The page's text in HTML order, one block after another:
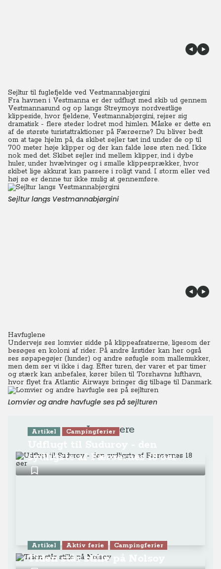
Sejltur til fuglefjelde ved Vestmannabjørgini
Fra havnen i Vestmanna er der udflugt med skib ud gennem
Vestmannasund og op langs Streymoys nordvestlige
klippeside, hvor fjeldene, Vestmannabjørgini, rejser sig
dramatisk - flere steder lodret mod himlen. Måske er dette en
af de største turistattraktioner på Færøerne? Du bliver bedt
om at tage hjelm på, da skibet sejler tæt ind under de op til
700 meter høje klipper og der kan falde løse sten ned. Ikke
nok med det. Skibet sejler ind mellem klipper, ind i dybe
huler, under hvælvinger og i smalle klippesprækker, hvor
skibet lige akkurat kan passere i roligt vand. I storm eller ved
høj sø er denne tur ikke mulig at gennemføre.
Sejltur langs Vestmannabjørgini
Havfuglene
Undervejs ses lomvier sidde på klippeafsatserne, ligesom der
besøges en koloni af rider. På andre årstider kan her også
ses søpapegøjer (lunder) og andre søfugle som mallemukker,
men dem ser vi ikke i dag. Efter turen, der varer et par timer
og stærk kan anbefales, kører bilen til Torshavns lufthavn,
hvor flyet fra Atlantic Airways bringer dig tilbage til Danmark.
Lomvier og andre havfugle ses på sejlturen
Læs mere
Artikel Campingferier
sydligste af Færøernes 18 øer
Artikel Aktiv ferie Campingferier
Tiden står stille på Nolsoy